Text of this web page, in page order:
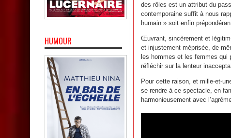
des rôles est un attribut du
contemporaine suffit à nous
humain » soit enfin
Œuvrant, sincèrement et
et injustement méprisée, de
les hommes et les femmes qui
réfléchir sur la lenteur
Pour cette raison, et mille-et-
se rendre à ce spectacle, en
harmonieusement avec
HUMOUR